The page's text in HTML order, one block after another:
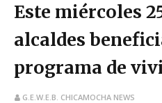
Este miércoles
alcaldes
programa de
G.E.W.E.B. CHICAMOCHA NEWS